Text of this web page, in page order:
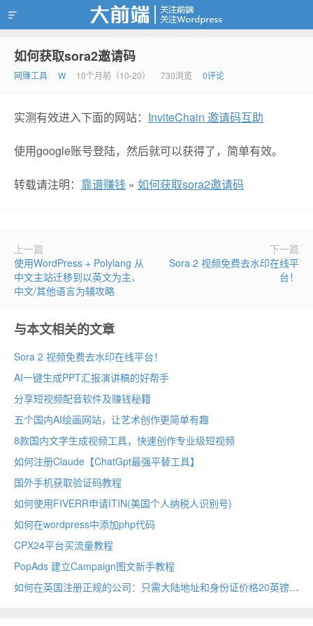
靠谱赚钱
如何获取sora2邀请码
网赚工具 W 10个月前（10-20） 730浏览 0评论
实测有效进入下面的网站： InviteChain 邀请码互助
使用google账号登陆，然后就可以获得了，简单有效。
转载请注明： 靠谱赚钱 » 如何获取sora2邀请码
上一篇
使用WordPress + Polylang 从
中文主站迁移到以英文为主、
中文/其他语言为辅攻略
下一篇
Sora 2 视频免费去水印在线平
台！
与本文相关的文章
Sora 2 视频免费去水印在线平台！
AI一键生成PPT汇报演讲稿的好帮手
分享短视频配音软件及赚钱秘籍
五个国内AI绘画网站，让艺术创作更简单有趣
8款国内文字生成视频工具，快速创作专业级短视频
如何注册Claude【ChatGpt最强平替工具】
国外手机获取验证码教程
如何使用FIVERR申请ITIN(美国个人纳税人识别号)
如何在wordpress中添加php代码
CPX24平台买流量教程
PopAds 建立Campaign图文新手教程
如何在英国注册正规的公司：只需大陆地址和身份证价格20英镑